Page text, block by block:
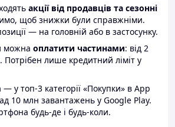
акції від продавців та сезонні
щоб знижки були справжніми.
— на головній або в застосунку.
можна оплатити частинами: від 2
Потрібен лише кредитний ліміт у
— у топ-3 категорії «Покупки» в App
10 млн завантажень у Google Play.
будь-де і будь-коли.